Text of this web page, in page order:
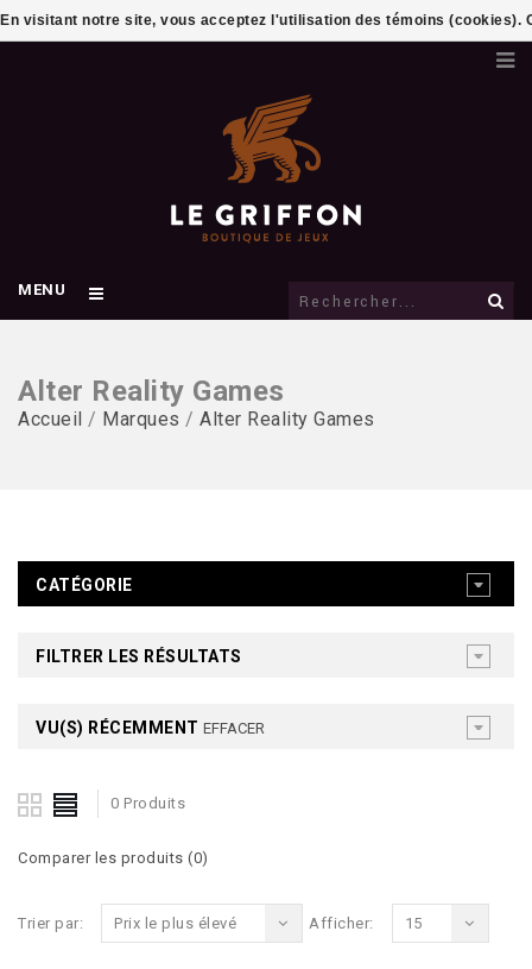
MENU
Alter Reality Games
Accueil / Marques / Alter Reality Games
CATÉGORIE
FILTRER LES RÉSULTATS
VU(S) RÉCEMMENT EFFACER
0 Produits
Comparer les produits (0)
Trier par: Prix le plus élevé Afficher: 15
En visitant notre site, vous acceptez l'utilisation des témoins